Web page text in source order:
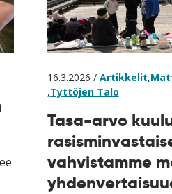
16.3.2026 / Artikkelit,
,Tyttöjen Talo
Tasa-arvo
vahvistamme